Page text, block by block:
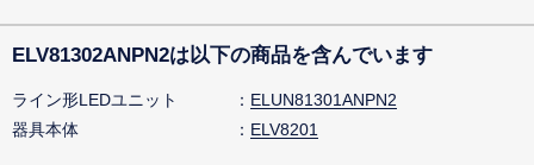
ELV81302ANPN2は以下の商品を含んでいます
ライン形LEDユニット
ELUN81301ANPN2
器具本体
ELV8201